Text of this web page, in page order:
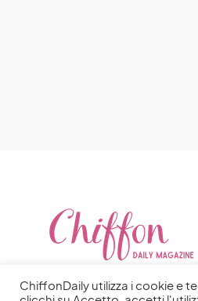
ChiffonDaily utilizza i cookie e